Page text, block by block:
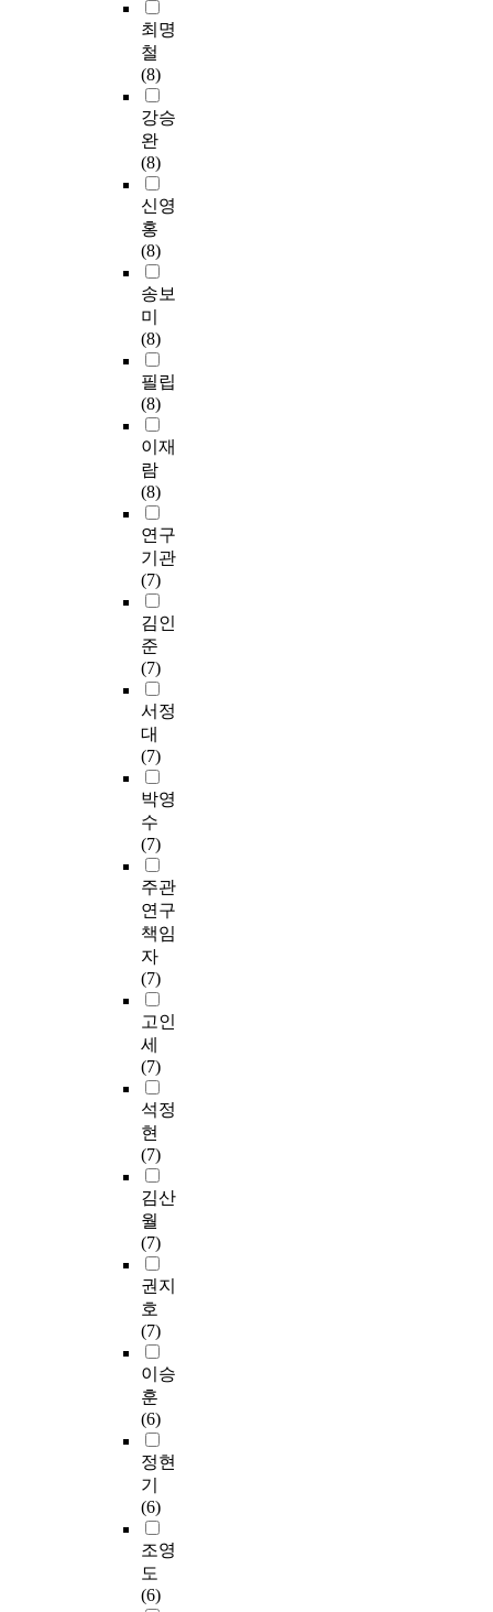
최명
철
(8)
강승
완
(8)
신영
홍
(8)
송보
미
(8)
필립
(8)
이재
람
(8)
연구
기관
(7)
김인
준
(7)
서정
대
(7)
박영
수
(7)
주관
연구
책임
자
(7)
고인
세
(7)
석정
현
(7)
김산
월
(7)
권지
호
(7)
이승
훈
(6)
정현
기
(6)
조영
도
(6)